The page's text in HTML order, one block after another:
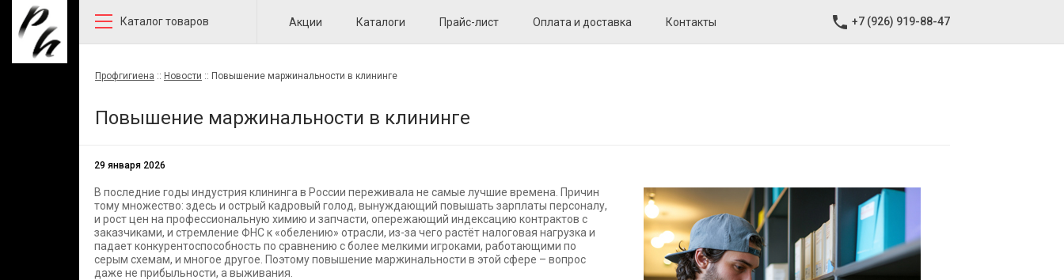
Каталог товаров Акции Каталоги Прайс-лист Оплата и доставка Контакты +7 (926) 919-88-47
Профгигиена :: Новости :: Повышение маржинальности в клининге
Повышение маржинальности в клининге
29 января 2026
В последние годы индустрия клининга в России переживала не самые лучшие времена. Причин
тому множество: здесь и острый кадровый голод, вынуждающий повышать зарплаты персоналу,
и рост цен на профессиональную химию и запчасти, опережающий индексацию контрактов с
заказчиками, и стремление ФНС к «обелению» отрасли, из-за чего растёт налоговая нагрузка и
падает конкурентоспособность по сравнению с более мелкими игроками, работающими по
серым схемам, и многое другое. Поэтому повышение маржинальности в этой сфере – вопрос
даже не прибыльности, а выживания.